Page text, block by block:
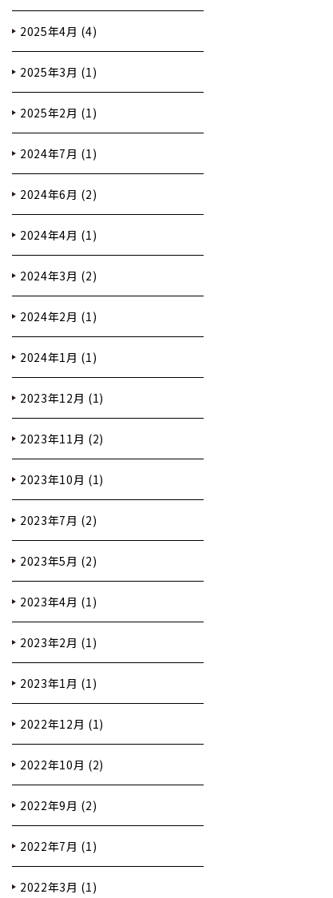
2025年4月 (4)
2025年3月 (1)
2025年2月 (1)
2024年7月 (1)
2024年6月 (2)
2024年4月 (1)
2024年3月 (2)
2024年2月 (1)
2024年1月 (1)
2023年12月 (1)
2023年11月 (2)
2023年10月 (1)
2023年7月 (2)
2023年5月 (2)
2023年4月 (1)
2023年2月 (1)
2023年1月 (1)
2022年12月 (1)
2022年10月 (2)
2022年9月 (2)
2022年7月 (1)
2022年3月 (1)